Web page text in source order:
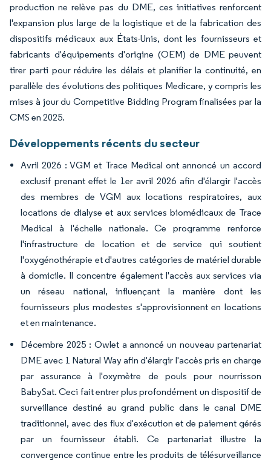
production ne relève pas du DME, ces initiatives renforcent
l'expansion plus large de la logistique et de la fabrication des
dispositifs médicaux aux États-Unis, dont les fournisseurs et
fabricants d'équipements d'origine (OEM) de DME peuvent
tirer parti pour réduire les délais et planifier la continuité, en
parallèle des évolutions des politiques Medicare, y compris les
mises à jour du Competitive Bidding Program finalisées par la
CMS en 2025.
Développements récents du secteur
Avril 2026 : VGM et Trace Medical ont annoncé un accord
exclusif prenant effet le 1er avril 2026 afin d'élargir l'accès
des membres de VGM aux locations respiratoires, aux
locations de dialyse et aux services biomédicaux de Trace
Medical à l'échelle nationale. Ce programme renforce
l'infrastructure de location et de service qui soutient
l'oxygénothérapie et d'autres catégories de matériel durable
à domicile. Il concentre également l'accès aux services via
un réseau national, influençant la manière dont les
fournisseurs plus modestes s'approvisionnent en locations
et en maintenance.
Décembre 2025 : Owlet a annoncé un nouveau partenariat
DME avec 1 Natural Way afin d'élargir l'accès pris en charge
par assurance à l'oxymètre de pouls pour nourrisson
BabySat. Ceci fait entrer plus profondément un dispositif de
surveillance destiné au grand public dans le canal DME
traditionnel, avec des flux d'exécution et de paiement gérés
par un fournisseur établi. Ce partenariat illustre la
convergence continue entre les produits de télésurveillance